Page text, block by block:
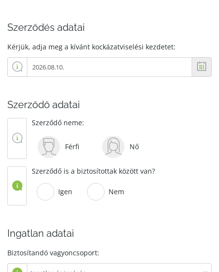
Szerződés adatai
Kérjük, adja meg a kívánt kockázatviselési kezdetet:
Szerződő adatai
Szerződő neme:
Férfi Nő
Szerződő is a biztosítottak között van?
Igen Nem
Ingatlan adatai
Biztosítandó vagyoncsoport: